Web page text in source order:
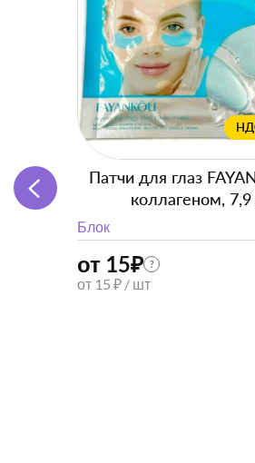
Патчи для глаз
коллагеном, 7,9
Блок
от 15₽ ?
от 15 ₽ / шт